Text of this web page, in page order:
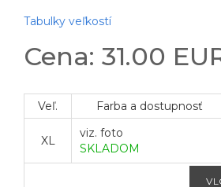
Tabulky veľkostí
Cena: 31.00
Veľ. Farba a dostupnosť
XL
viz. foto
SKLADOM